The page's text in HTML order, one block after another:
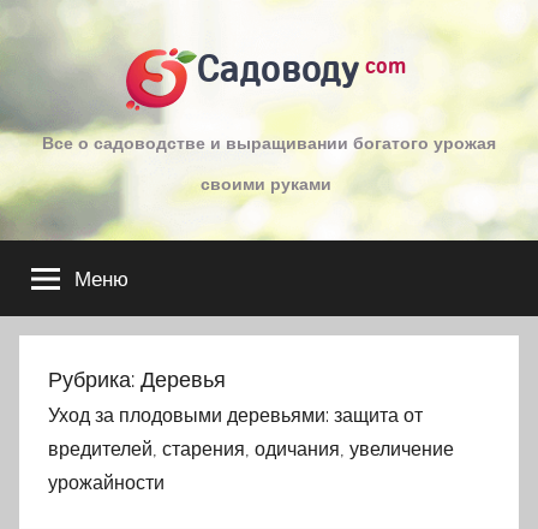
к
Садоводу com
Все о садоводстве и выращивании богатого урожая
своими руками
Меню
Рубрика: Деревья
Уход за плодовыми деревьями: защита от
вредителей, старения, одичания, увеличение
урожайности